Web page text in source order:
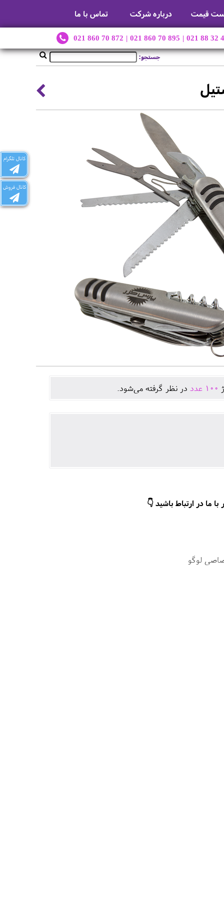
قیمت درباره شرکت تماس با ما
021 860 70 872 | 021 860 70 895 | 021 88 32
کانال تلگرام
کانال فروش
جستجو:
100 عدد در نظر گرفته می‌شود.
ما در ارتباط باشید 👇
لوگو